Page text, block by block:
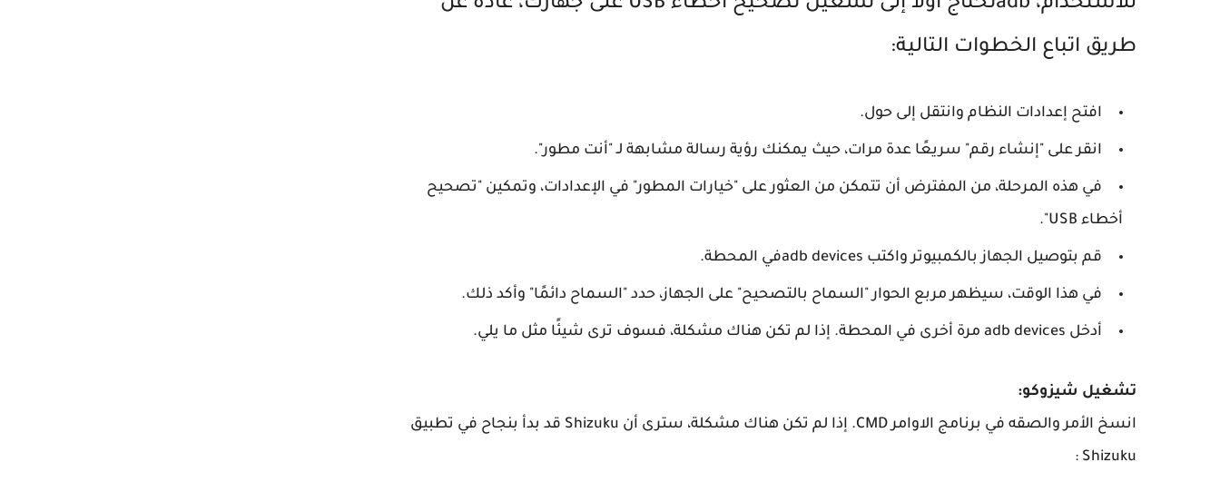
للاستخدام، adbتحتاج أولاً إلى تشغيل تصحيح أخطاء USB على جهازك، عادةً عن
طريق اتباع الخطوات التالية:
افتح إعدادات النظام وانتقل إلى حول.
انقر على "إنشاء رقم" سريعًا عدة مرات، حيث يمكنك رؤية رسالة مشابهة لـ "أنت مطور".
في هذه المرحلة، من المفترض أن تتمكن من العثور على "خيارات المطور" في الإعدادات، وتمكين "تصحيح
أخطاء USB".
قم بتوصيل الجهاز بالكمبيوتر واكتب adb devicesفي المحطة.
في هذا الوقت، سيظهر مربع الحوار "السماح بالتصحيح" على الجهاز، حدد "السماح دائمًا" وأكد ذلك.
أدخل adb devices مرة أخرى في المحطة. إذا لم تكن هناك مشكلة، فسوف ترى شيئًا مثل ما يلي.
تشغيل شيزوكو:
انسخ الأمر والصقه في برنامج الاوامر CMD. إذا لم تكن هناك مشكلة، سترى أن Shizuku قد بدأ بنجاح في تطبيق
Shizuku :